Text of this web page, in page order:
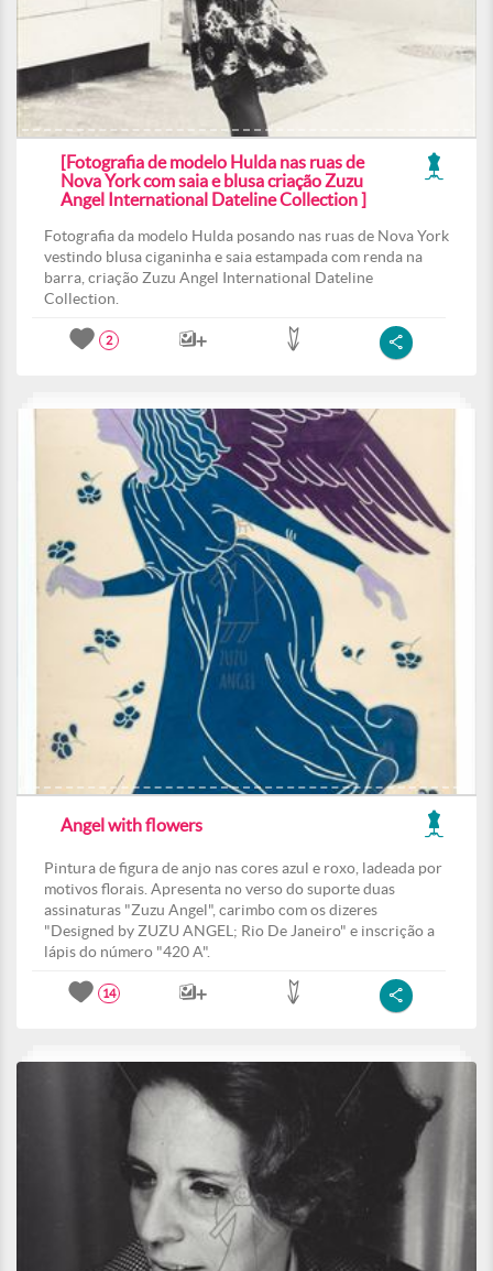
[Fotografia de modelo Hulda nas ruas de
Nova York com saia e blusa criação Zuzu
Angel International Dateline Collection ]
Fotografia da modelo Hulda posando nas ruas de Nova York
vestindo blusa ciganinha e saia estampada com renda na
barra, criação Zuzu Angel International Dateline
Collection.
2
Angel with flowers
Pintura de figura de anjo nas cores azul e roxo, ladeada por
motivos florais. Apresenta no verso do suporte duas
assinaturas "Zuzu Angel", carimbo com os dizeres
"Designed by ZUZU ANGEL; Rio De Janeiro" e inscrição a
lápis do número "420 A".
14